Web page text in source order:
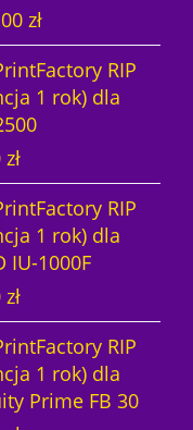
i
:
7
9
,
z
ł
a
w
y
n
i
:
1
7
9
,
n
a
c
e
w
y
n
o
i
:
1
złA
k
t
u
n
a
c
e
a
w
y
n
RIP
1 rok) dla
złA
k
t
u
a
l
n
a
c
e
RIP
1 rok) dla
IU-1000F
złA
k
t
u
a
RIP
1 rok) dla
Prime FB 30